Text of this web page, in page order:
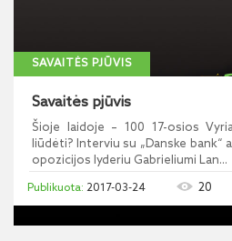
SAVAITĖS PJŪVIS
Savaitės pjūvis
Šioje laidoje – 100 17-osios
liūdėti? Interviu su „Danske bank“
opozicijos lyderiu Gabrieliumi Lan...
2017-03-24 20